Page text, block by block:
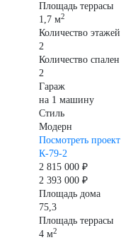
Площадь террасы
1,7 м2
Количество этажей
2
Количество спален
2
Гараж
на 1 машину
Стиль
Модерн
Посмотреть проект
К-79-2
2 815 000 ₽
2 393 000 ₽
Площадь дома
75,3
Площадь террасы
4 м2